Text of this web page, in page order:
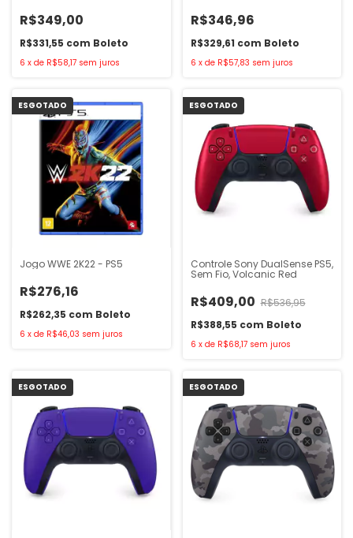
R$349,00
R$331,55 com Boleto
6 x de R$58,17 sem juros
R$346,96
R$329,61 com Boleto
6 x de R$57,83 sem juros
ESGOTADO
Jogo WWE 2K22 - PS5
R$276,16
R$262,35 com Boleto
6 x de R$46,03 sem juros
ESGOTADO
Controle Sony DualSense PS5,
Sem Fio, Volcanic Red
R$409,00 R$536,95
R$388,55 com Boleto
6 x de R$68,17 sem juros
ESGOTADO ESGOTADO